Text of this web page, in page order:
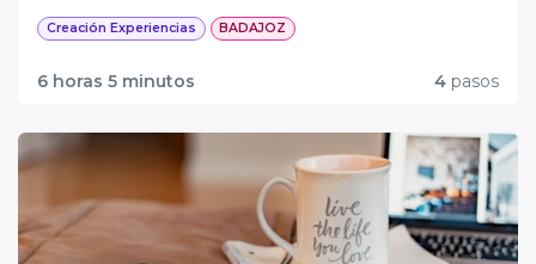
Creación Experiencias BADAJOZ
6 horas 5 minutos 4 pasos